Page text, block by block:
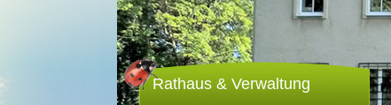
Rathaus & Verwaltung